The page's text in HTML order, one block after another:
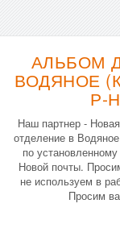
АЛЬБОМ
ВОДЯНОЕ
Р-
Наш партнер -
отделение в
по
Новой почты.
не используем в
Просим